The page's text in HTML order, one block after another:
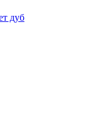
дуб